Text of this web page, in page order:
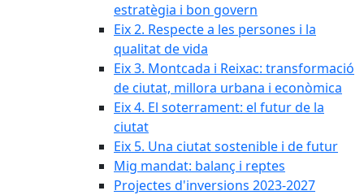
estratègia i bon govern
Eix 2. Respecte a les persones i la
qualitat de vida
Eix 3. Montcada i Reixac: transformació
de ciutat, millora urbana i econòmica
Eix 4. El soterrament: el futur de la
ciutat
Eix 5. Una ciutat sostenible i de futur
Mig mandat: balanç i reptes
Projectes d'inversions 2023-2027